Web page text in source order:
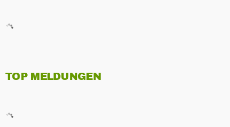
TOP MELDUNGEN